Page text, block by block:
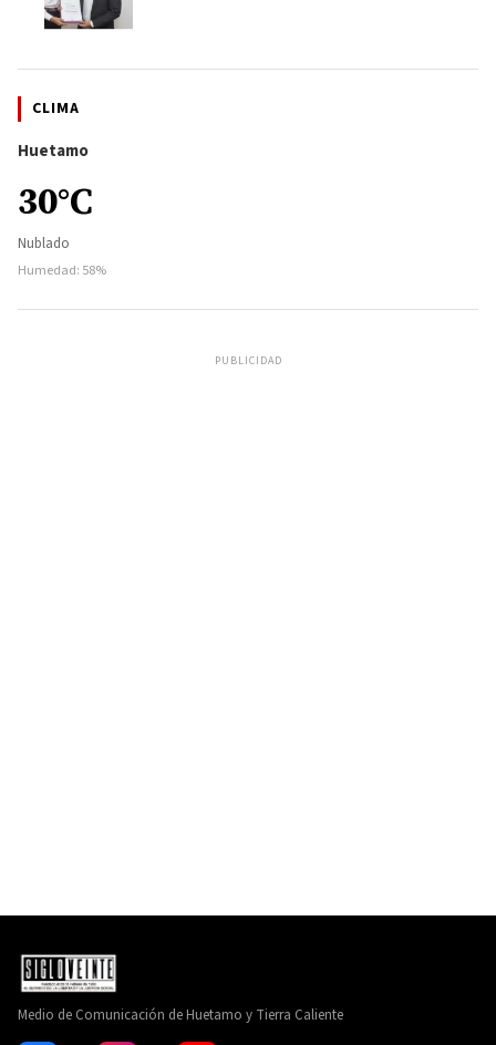
CLIMA
Huetamo
30°C
Nublado
Humedad: 58%
PUBLICIDAD
Medio de Comunicación de Huetamo y Tierra Caliente